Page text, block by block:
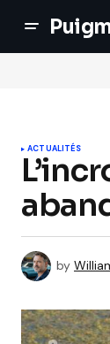
ACTUALITÉS
by